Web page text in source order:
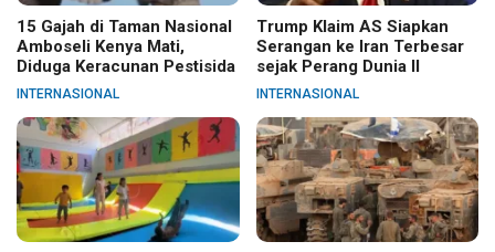
15 Gajah di Taman Nasional
Amboseli Kenya Mati,
Diduga Keracunan Pestisida
INTERNASIONAL
Trump Klaim AS Siapkan
Serangan ke Iran Terbesar
sejak Perang Dunia II
INTERNASIONAL